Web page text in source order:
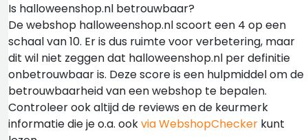
Is halloweenshop.nl betrouwbaar?
De webshop halloweenshop.nl scoort een 4 op een
schaal van 10. Er is dus ruimte voor verbetering, maar
dit wil niet zeggen dat halloweenshop.nl per definitie
onbetrouwbaar is. Deze score is een hulpmiddel om de
betrouwbaarheid van een webshop te bepalen.
Controleer ook altijd de reviews en de keurmerk
informatie die je o.a. ookvia WebshopChecker kunt